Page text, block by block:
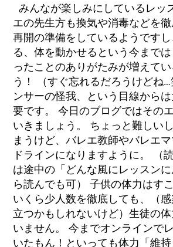
みんなが楽しみにしているレッ
エの先生方も換気や消毒などを
再開の準備をしているようですし
る、体を動かせるという今まで
ったことのありがたみが増えて
う！ （すぐ忘れるだろうけど
ンサーの怪我、という目線から
要です。 今日のブログではその
いきましょう。 ちょっと難しい
まうけど、バレエ教師やバレエ
ドラインになりますように。 （
は途中の「どんな風にレッスン
ら読んでも可） 子供の体力はす
いくら少人数を徹底しても、（
立つかもしれないけど）生徒の
いません。 今までオンラインで
いたもん！といっても体力「維